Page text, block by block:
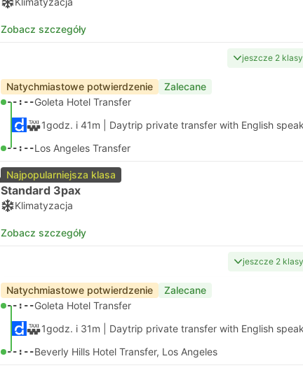
Zobacz szczegóły
jeszcze 2
Natychmiastowe potwierdzenie Zalecane
--:--Goleta Hotel Transfer
1godz. i 41m | Daytrip private transfer with English
--:--Los Angeles Transfer
Najpopularniejsza klasa
Standard 3pax
Klimatyzacja
Zobacz szczegóły
jeszcze 2
Natychmiastowe potwierdzenie Zalecane
--:--Goleta Hotel Transfer
1godz. i 31m | Daytrip private transfer with English
--:--Beverly Hills Hotel Transfer, Los Angeles